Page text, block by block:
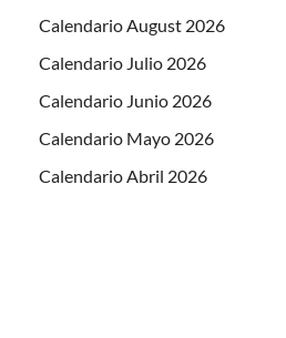
Calendario August 2026
Calendario Julio 2026
Calendario Junio 2026
Calendario Mayo 2026
Calendario Abril 2026